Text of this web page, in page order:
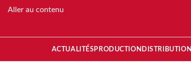
Aller au contenu
ACTUALITÉS PRODUCTION DISTRIBUTION